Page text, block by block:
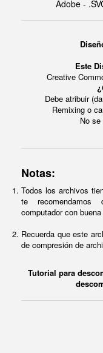
Adobe -
Este
Creative
Debe atribuir
Remixing o
No
Notas:
Todos los archivos
te recomendamos
computador con
Recuerda que este
de compresión de
Tutorial para